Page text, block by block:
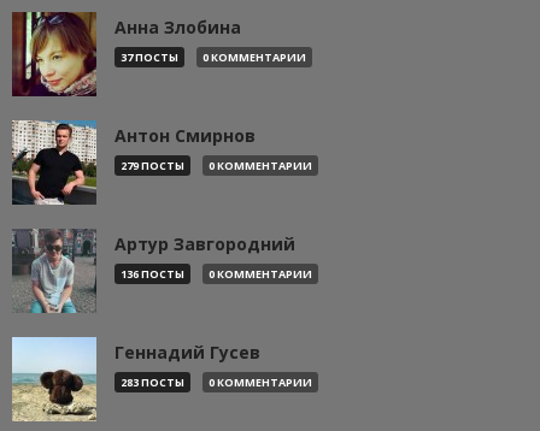
Анна Злобина
37 ПОСТЫ 0 КОММЕНТАРИИ
Антон Смирнов
279 ПОСТЫ 0 КОММЕНТАРИИ
Артур Завгородний
136 ПОСТЫ 0 КОММЕНТАРИИ
Геннадий Гусев
283 ПОСТЫ 0 КОММЕНТАРИИ